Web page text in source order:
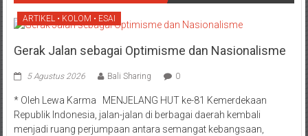
ARTIKEL • KOLOM • ESAI
Gerak Jalan sebagai Optimisme dan Nasionalisme
5 Agustus 2026 Bali Sharing 0
* Oleh Lewa Karma MENJELANG HUT ke-81 Kemerdekaan
Republik Indonesia, jalan-jalan di berbagai daerah kembali
menjadi ruang perjumpaan antara semangat kebangsaan,